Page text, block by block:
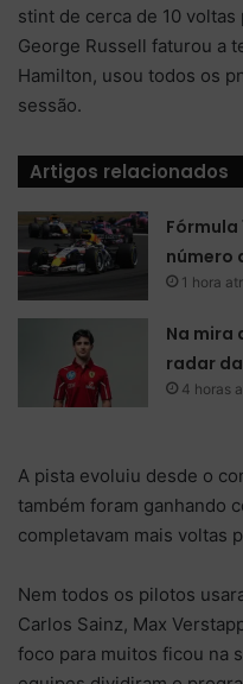
stint de cerca de 10
George Russell faturou a
Hamilton, usou todos os
sessão.
Artigos relacionados
número
1 hora
Na mira
radar
4 horas
A pista evoluiu desde o
também foram ganhando
completavam mais voltas
Nem todos os pilotos
Carlos Sainz, Max
foco para muitos ficou na